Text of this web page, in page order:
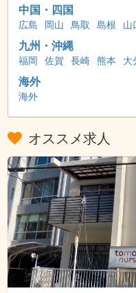
中国・四国
広島 岡山 鳥取 島根 山
九州・沖縄
福岡 佐賀 長崎 熊本 大
海外
海外
オススメ求人